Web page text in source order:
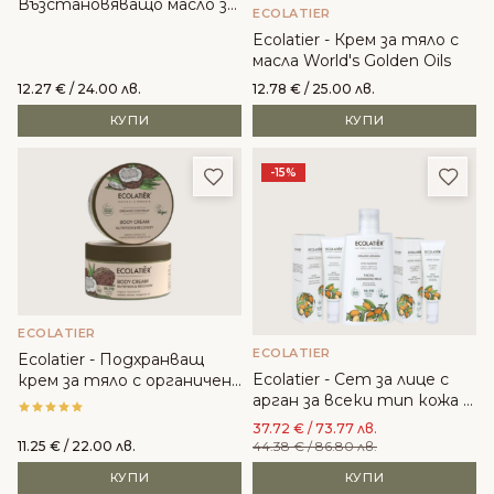
Възстановяващо масло за
12.27 € / 24.00 лв.
КУПИ
ECOLATIER
Ecolatier - Крем за тяло с
масла World's Golden Oils
12.78 € / 25.00 лв.
КУПИ
Добави в любими
ECOLATIER
Ecolatier - Подхранващ
крем за тяло с органичен
кокос
11.25 € / 22.00 лв.
КУПИ
-15%
ECOLATIER
Ecolatier - Сет за лице с
арган за всеки тип кожа -
Мляко за лице, дневен и
нощен крем
37.72 € / 73.77 лв.
44.38€/ 86.80 лв.
КУПИ